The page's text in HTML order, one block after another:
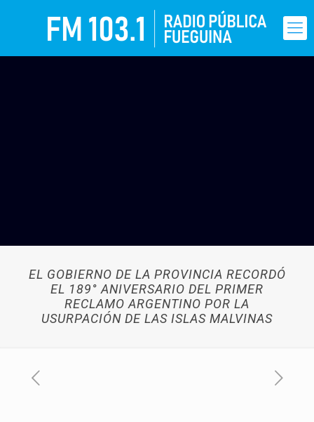
EL GOBIERNO DE LA PROVINCIA RECORDÓ
EL 189° ANIVERSARIO DEL PRIMER
RECLAMO ARGENTINO POR LA
USURPACIÓN DE LAS ISLAS MALVINAS